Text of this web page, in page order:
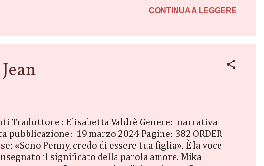
tutto quello che credeva di sapere sulla sua
CONTINUA A LEGGERE
Traduttore : Elisabetta Valdrè Genere: narrativa
pubblicazione: 19 marzo 2024 Pagine: 382 ORDER
«Sono Penny, credo di essere tua figlia». È la voce
il significato della parola amore. Mika